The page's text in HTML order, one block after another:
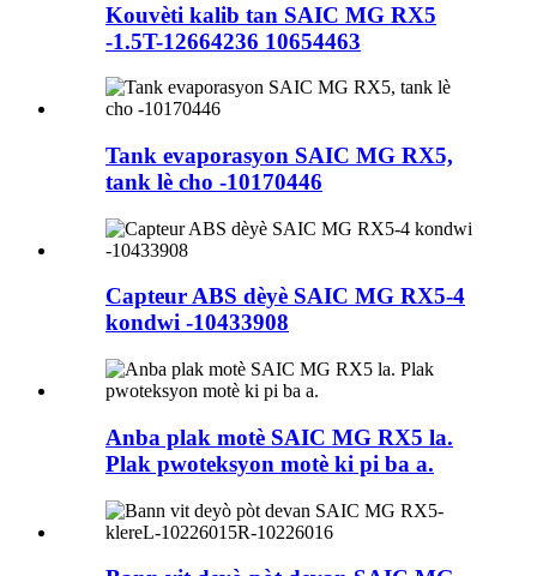
Kouvèti kalib tan SAIC MG RX5
-1.5T-12664236 10654463
Tank evaporasyon SAIC MG RX5,
tank lè cho -10170446
Capteur ABS dèyè SAIC MG RX5-4
kondwi -10433908
Anba plak motè SAIC MG RX5 la.
Plak pwoteksyon motè ki pi ba a.